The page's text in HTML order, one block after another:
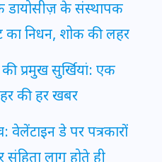
डायोसीज़ के संस्थापक
का निधन, शोक की लहर
प्रमुख सुर्खियां: एक
की हर खबर
वेलेंटाइन डे पर पत्रकारों